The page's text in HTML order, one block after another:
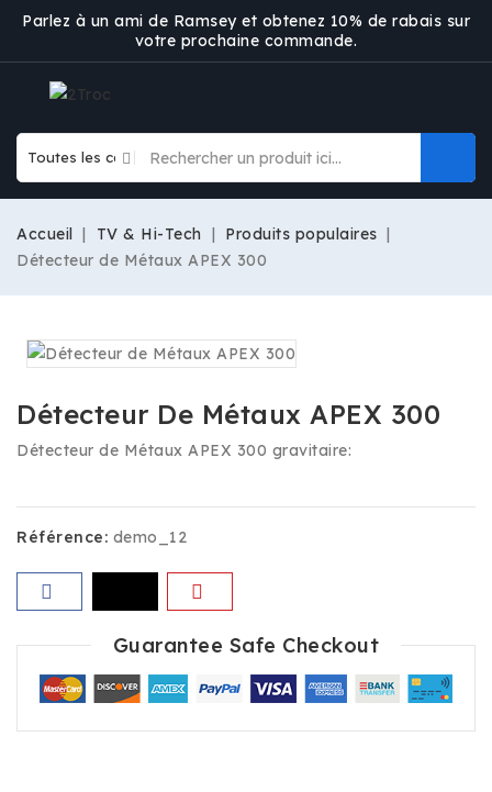
Parlez à un ami de Ramsey et obtenez 10% de rabais sur
votre prochaine commande.
Accueil TV & Hi-Tech
Produits populaires
Détecteur de Métaux APEX 300
Détecteur De Métaux APEX 300
Détecteur de Métaux APEX 300 gravitaire:
Référence: demo_12
Guarantee Safe Checkout